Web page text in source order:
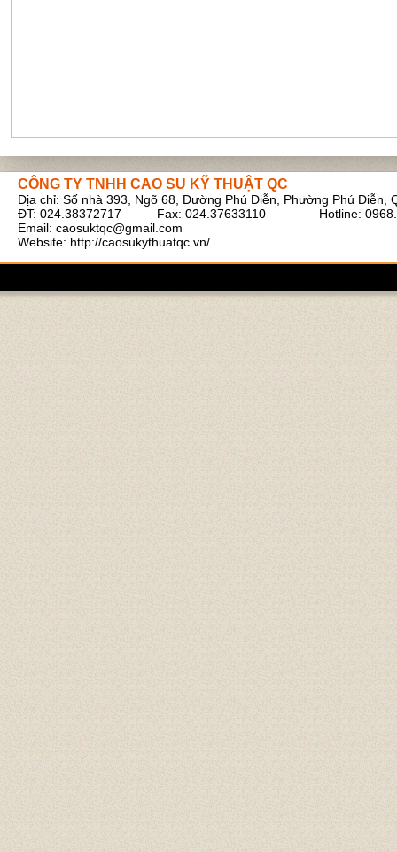
CÔNG TY TNHH CAO SU KỸ THUẬT QC
Địa chỉ: Số nhà 393, Ngõ 68, Đường Phú Diễn, Phường Phú Diễn,
ĐT: 024.38372717 Fax: 024.37633110 Hotline:
Email: caosuktqc@gmail.com
Website: http://caosukythuatqc.vn/